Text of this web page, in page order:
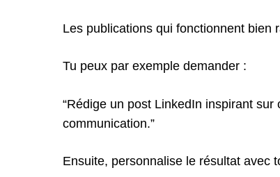
Les publications qui fonctionnent bien
Tu peux par exemple demander :
“Rédige un post LinkedIn inspirant
communication.”
Ensuite, personnalise le résultat avec